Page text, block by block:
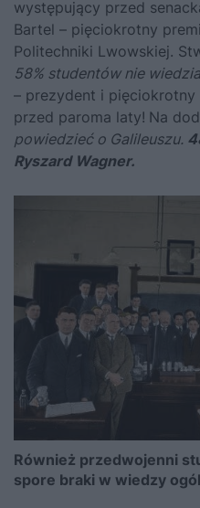
występujący przed
Bartel – pięciokrotny
Politechniki Lwowskiej.
58% studentów nie
– prezydent i pięciokrotny
przed paroma laty! Na
powiedzieć o Galileuszu.
Ryszard Wagner.
Również przedwojenni
spore braki w wiedzy